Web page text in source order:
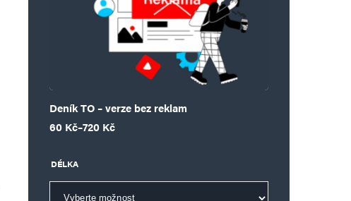
Deník TO – verze bez reklam
60 Kč–720 Kč
Rozpětí cen: 60 Kč až 720 Kč
DÉLKA